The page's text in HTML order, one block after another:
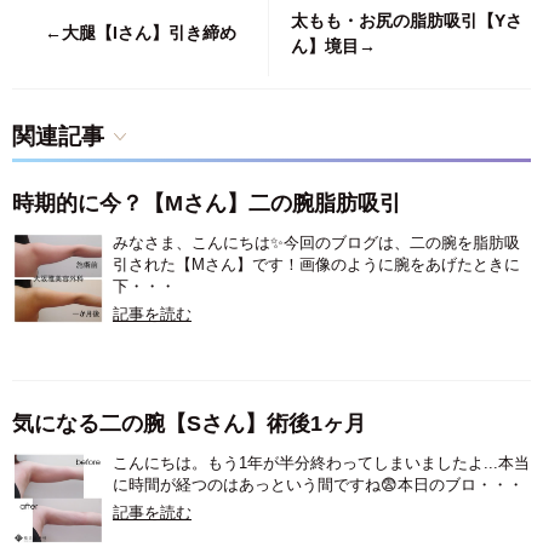
←大腿【Iさん】引き締め
太もも・お尻の脂肪吸引【Yさ
ん】境目→
関連記事
時期的に今？【Mさん】二の腕脂肪吸引
みなさま、こんにちは✨今回のブログは、二の腕を脂肪吸
引された【Mさん】です！画像のように腕をあげたときに
下・・・
記事を読む
気になる二の腕【Sさん】術後1ヶ月
こんにちは。もう1年が半分終わってしまいましたよ...本当
に時間が経つのはあっという間ですね😨本日のブロ・・・
記事を読む